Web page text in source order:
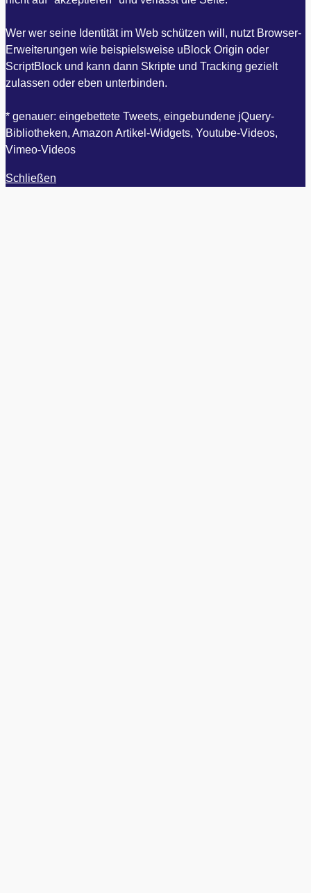
Wer wer seine Identität im Web schützen will, nutzt Browser-
Erweiterungen wie beispielsweise uBlock Origin oder
ScriptBlock und kann dann Skripte und Tracking gezielt
zulassen oder eben unterbinden.
* genauer: eingebettete Tweets, eingebundene jQuery-
Bibliotheken, Amazon Artikel-Widgets, Youtube-Videos,
Vimeo-Videos
Schließen